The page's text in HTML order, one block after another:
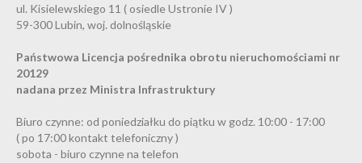
ul. Kisielewskiego 11 ( osiedle Ustronie IV )
59-300 Lubin, woj. dolnośląskie
Państwowa Licencja pośrednika obrotu nieruchomościami nr
20129
nadana przez Ministra Infrastruktury
Biuro czynne: od poniedziałku do piątku w godz. 10:00 - 17:00
( po 17:00 kontakt telefoniczny )
sobota - biuro czynne na telefon